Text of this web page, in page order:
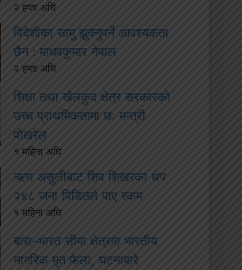
२ हप्ता अघि
विदेशीका सामु झुक्नुपर्ने आवश्यकता
छैन : माधवकुमार नेपाल
२ हप्ता अघि
शिक्षा तथा खेलकुद क्षेत्र सरकारको
उच्च प्राथमिकतामा छः मन्त्री
पोखरेल
१ महिना अघि
ऋण असुलीबाट शिव शिखरका थप
२४८ जना पिडितले पाए रकम
१ महिना अघि
बारा–भारत सीमा क्षेत्रमा भारतीय
नागरिक मृत फेला, घटनाबारे